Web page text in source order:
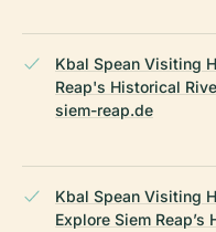
Kbal Spean Visiting
Reap's Historical
siem-reap.de
Kbal Spean Visiting
Explore Siem